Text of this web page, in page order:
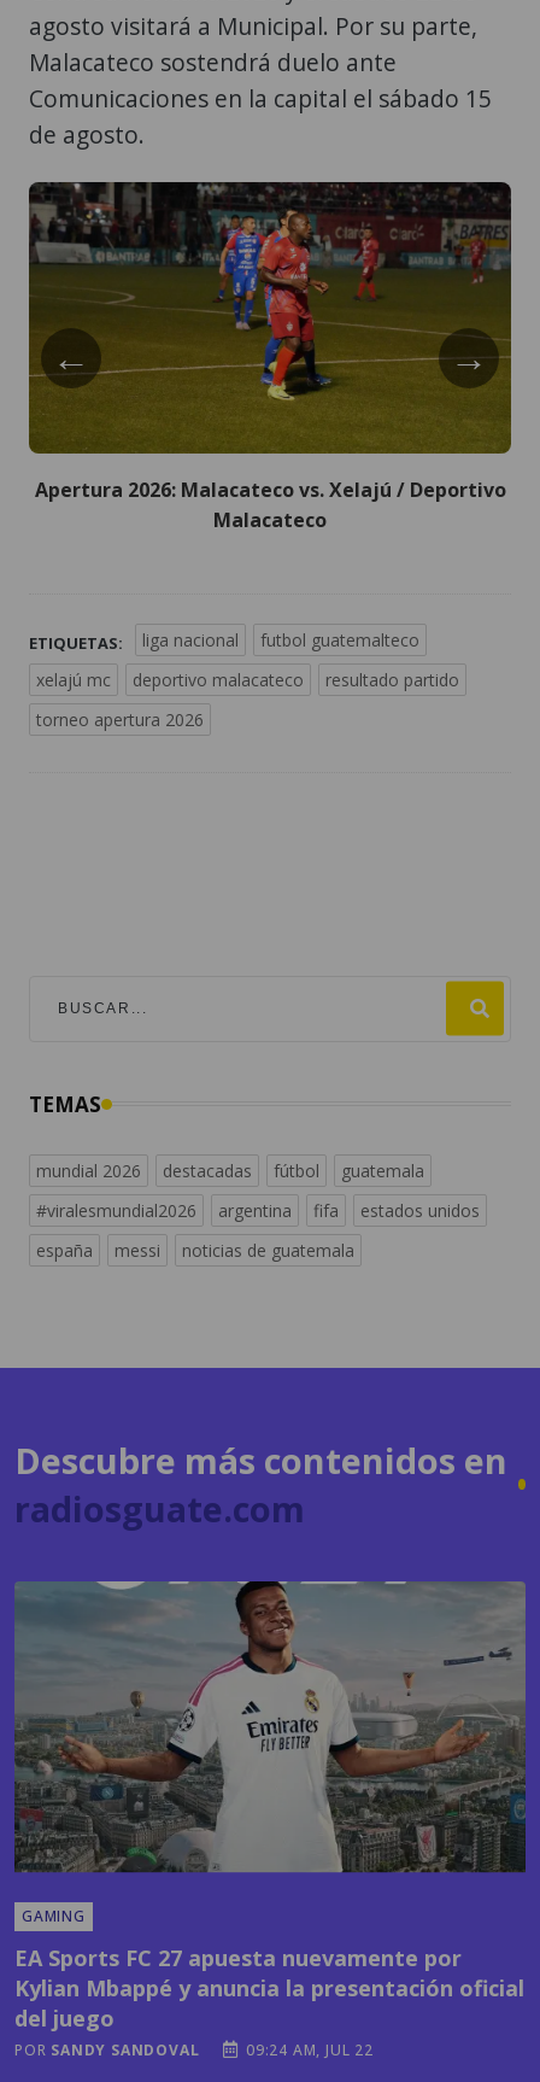
agosto visitará a Municipal. Por su parte,
Malacateco sostendrá duelo ante
Comunicaciones en la capital el sábado 15
de agosto.
←
Apertura 2026: Malacateco vs. Xelajú / Deportivo
Malacateco
→
ETIQUETAS: liga nacional
futbol guatemalteco
xelajú mc
deportivo malacateco
resultado partido
torneo apertura 2026
mundial 2026
españa
messi noticias de guatemala
radiosguate.com
GAMING
Kylian Mbappé y anuncia la presentación oficial
del juego
PORSANDY SANDOVAL 09:24 AM, JUL 22